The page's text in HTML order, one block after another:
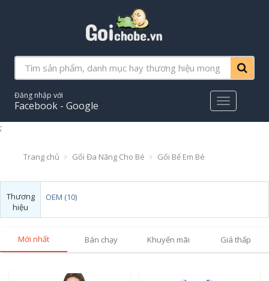
Đăng nhập với
Facebook - Google
Main
Menu
;
Trang chủ Gối Đa Năng Cho Bé Gối Bế Em Bé
Thương
hiệu
OEM (10)
Mới nhất Bán chạy Khuyến mãi Giá thấp